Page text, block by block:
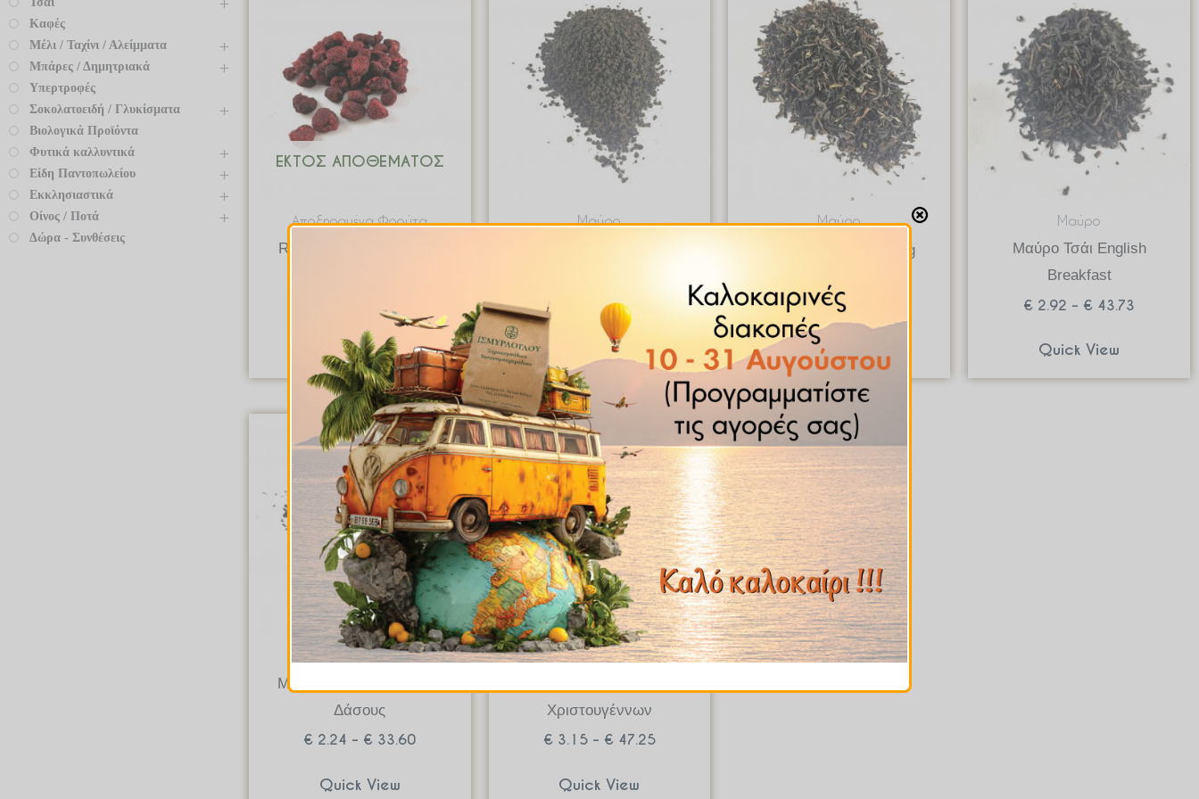
Καφές
Μέλι / Ταχίνι / Αλείμματα
Μπάρες / Δημητριακά
Υπερτροφές
Σοκολατοειδή / Γλυκίσματα
Βιολογικά Προϊόντα
Φυτικά καλλυντικά
Είδη Παντοπωλείου
Εκκλησιαστικά
Οίνος / Ποτά
Δώρα - Συνθέσεις
ΕΚΤΌΣ ΑΠΟΘΈΜΑΤΟΣ
Αποξηραμένα Φρούτα
Raspberry / Framboise /
Quick View
Μαύρο
through
€ 36.38
Quick View
Μαύρο
Μαύρο Τσάι Darjeeling
€ 52.43
Quick View
Μαύρο
Μαύρο Τσάι English
Breakfast
€ 2.92 – € 43.73
€ 43.73
Quick View
Μαύρο
Μαύρο Τσάι Φρούτα του
Δάσους
€ 2.24 – € 33.60
Price
range:
€ 2.24
through
€ 33.60
Quick View
Μαύρο
Χριστουγέννων
€3.15 – €47.25
Price
range:
€ 3.15
through
€ 47.25
Quick View